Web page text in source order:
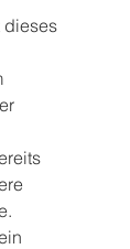
dieses